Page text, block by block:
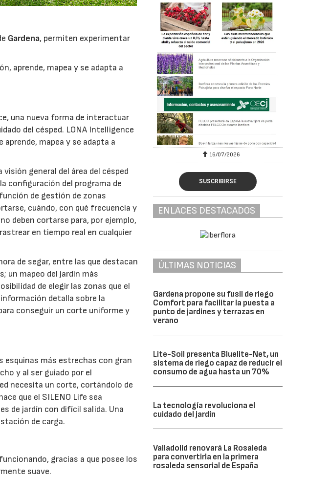
Gardena, permiten experimentar
aprende, mapea y se adapta a
una nueva forma de interactuar
del césped. LONA Intelligence
mapea y se adapta a
general del área del césped
configuración del programa de
de gestión de zonas
cuándo, con qué frecuencia y
deben cortarse para, por ejemplo,
en tiempo real en cualquier
de segar, entre las que destacan
un mapeo del jardín más
de elegir las zonas que el
detalla sobre la
conseguir un corte uniforme y
esquinas más estrechas con gran
y al ser guiado por el
necesita un corte, cortándolo de
que el SILENO Life sea
de jardín con difícil salida. Una
de carga.
gracias a que posee los
suave.
16/07/2026
SUSCRIBIRSE
ENLACES DESTACADOS
ÚLTIMAS NOTICIAS
Gardena propone su fusil de riego
Comfort para facilitar la puesta a
punto de jardines y terrazas en
verano
Lite-Soil presenta Bluelite-Net, un
sistema de riego capaz de reducir el
consumo de agua hasta un 70%
La tecnología revoluciona el
cuidado del jardín
Valladolid renovará La Rosaleda
para convertirla en la primera
rosaleda sensorial de España